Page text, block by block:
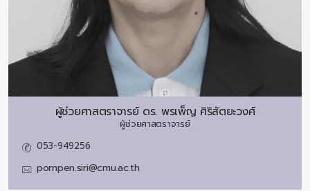
ผู้ช่วยศาสตราจารย์ ดร. พรเพ็ญ ศิริสัตยะวงศ์
ผู้ช่วยศาสตราจารย์
053-949256
pornpen.siri@cmu.ac.th